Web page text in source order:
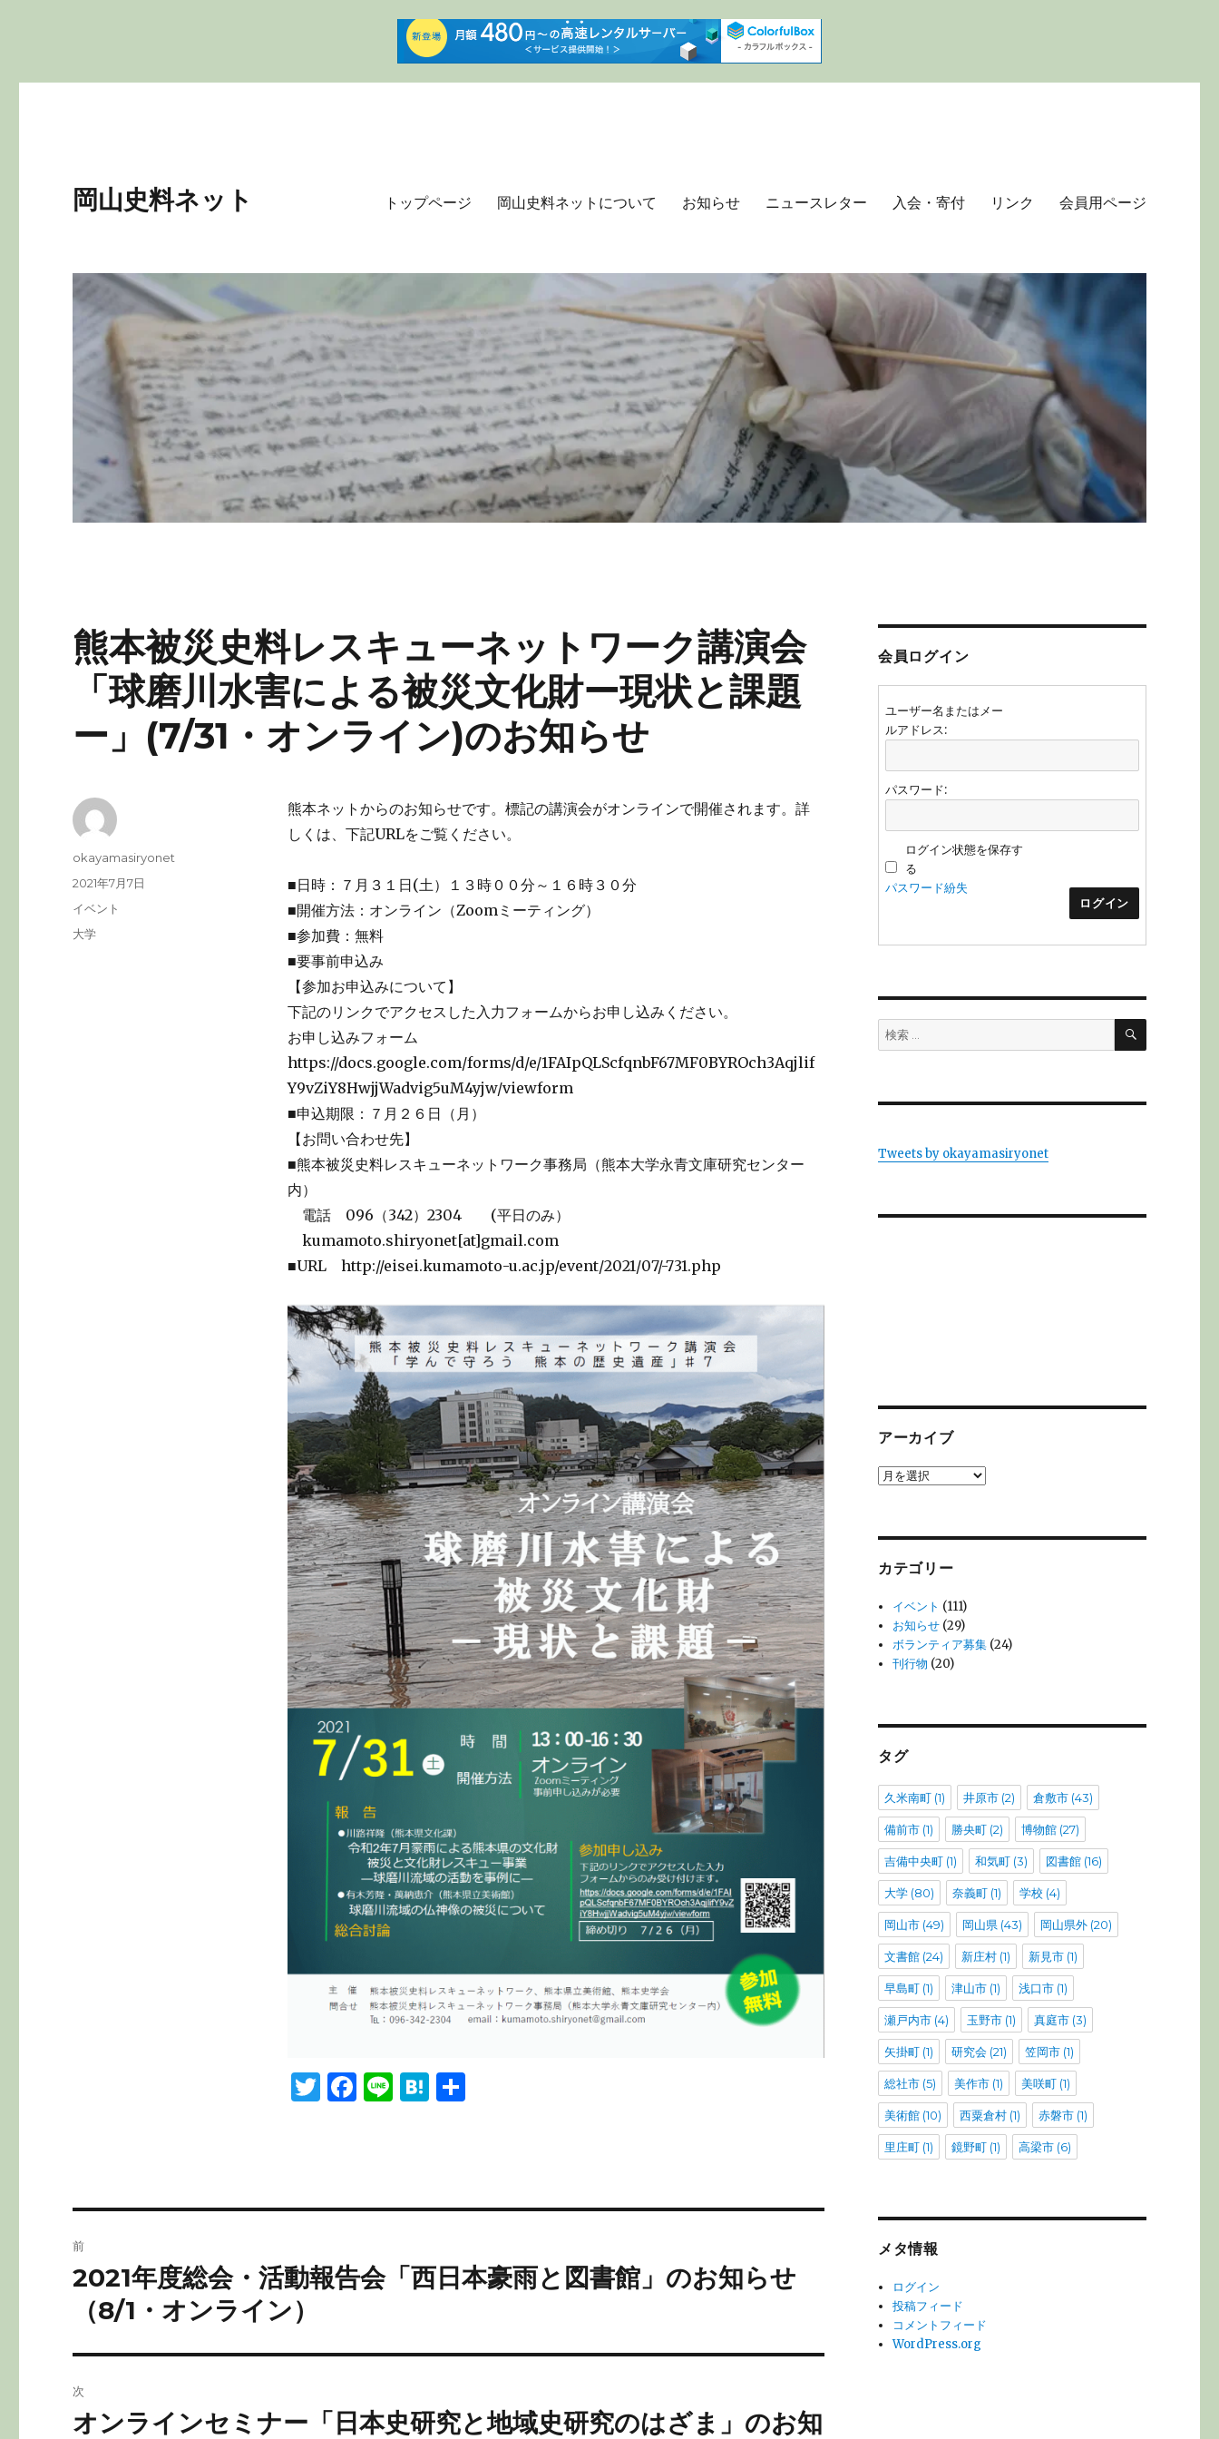
岡山史料ネット トップページ 岡山史料ネットについて お知らせ ニュースレター 入会・寄付 リンク 会員用ページ
熊本被災史料レスキューネットワーク講演会
「球磨川水害による被災文化財ー現状と課題
ー」(7/31・オンライン)のお知らせ
熊本ネットからのお知らせです。標記の講演会がオンラインで開催されます。詳
しくは、下記URLをご覧ください。
■日時：７月３１日(土）１３時００分～１６時３０分
■開催方法：オンライン（Zoomミーティング）
■参加費：無料
■要事前申込み
【参加お申込みについて】
下記のリンクでアクセスした入力フォームからお申し込みください。
お申し込みフォーム
https://docs.google.com/forms/d/e/1FAIpQLScfqnbF67MF0BYROch3Aqjlif
Y9vZiY8HwjjWadvig5uM4yjw/viewform
■申込期限：７月２６日（月）
【お問い合わせ先】
■熊本被災史料レスキューネットワーク事務局（熊本大学永青文庫研究センター
内）
電話 096（342）2304 (平日のみ）
kumamoto.shiryonet[at]gmail.com
■URL http://eisei.kumamoto-u.ac.jp/event/2021/07/-731.php
T
r
F
b
o
k
Li H
a
共
投
okayamasiryonet
投
稿
2021年7月7日
カ
テ
イベント
タ
大学
稿
ナ
ゲ
ー
前
前
稿:
2021年度総会・活動報告会「西日本豪雨と図書館」のお知らせ
（8/1・オンライン）
次
次
オンラインセミナー「日本史研究と地域史研究のはざま」のお知
会員ログイン
ユーザー名またはメー
ルアドレス:
パスワード:
ログイン状態を保存す
る
ログイン
パスワード紛失
検
索:
検
Tweets by okayamasiryonet
アーカイブ
ア
イ
カテゴリー
イベント (111)
お知らせ (29)
ボランティア募集 (24)
刊行物 (20)
タグ
久米南町(1) 井原市(2) 倉敷市(43)
備前市(1) 勝央町(2) 博物館(27)
吉備中央町(1) 和気町(3) 図書館(16)
大学(80) 奈義町(1) 学校 (4)
岡山市(49) 岡山県(43) 岡山県外(20)
文書館(24) 新庄村(1) 新見市(1)
早島町(1) 津山市(1) 浅口市(1)
瀬戸内市(4) 玉野市(1) 真庭市(3)
矢掛町(1) 研究会(21) 笠岡市(1)
総社市(5) 美作市(1) 美咲町(1)
美術館(10) 西粟倉村(1) 赤磐市(1)
里庄町(1) 鏡野町(1) 高梁市(6)
メタ情報
ログイン
投稿フィード
コメントフィード
WordPress.org